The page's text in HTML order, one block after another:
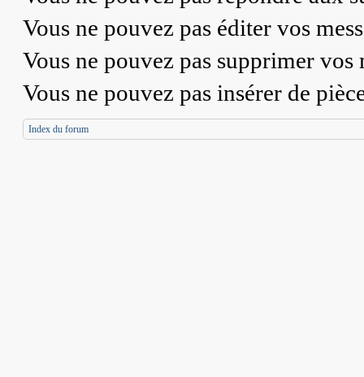
Vous ne pouvez pas éditer vos
Vous ne pouvez pas supprimer vos
Vous ne pouvez pas insérer de
Index du forum